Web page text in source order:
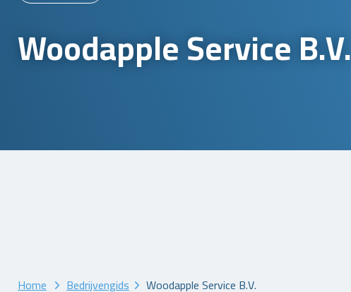
Woodapple Service B.V.
Home Bedrijvengids Woodapple Service B.V.